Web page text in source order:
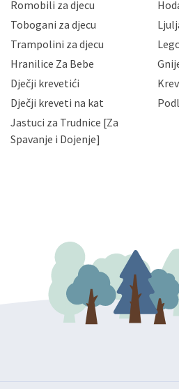
Vaših osobnih podataka te
priopćavanje osobnih
zaposlenicima kojima su isti
slučajevima koji su dozvoljeni
da možete u svako doba, u
zatražiti prestanak aktivnosti
podataka. Opoziv privole
gore navedenu adresu ili e-
Romobili za djecu
Tobogani za djecu
Trampolini za djecu
Hranilice Za Bebe
Dječji krevetići
Dječji kreveti na kat
Jastuci za Trudnice [Za
Spavanje i Dojenje]